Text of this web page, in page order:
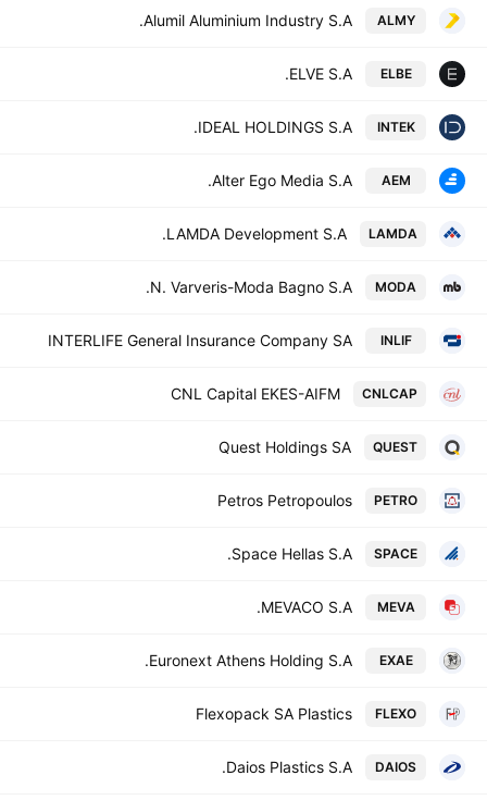
ALMY
Alumil Aluminium Industry S.A.
ELBE
ELVE S.A.
INTEK
IDEAL HOLDINGS S.A.
AEM
Alter Ego Media S.A.
LAMDA
LAMDA Development S.A.
MODA
N. Varveris-Moda Bagno S.A.
INLIF
INTERLIFE General Insurance Company SA
CNLCAP
CNL Capital EKES-AIFM
QUEST
Quest Holdings SA
PETRO
Petros Petropoulos
SPACE
Space Hellas S.A.
MEVA
MEVACO S.A.
EXAE
Euronext Athens Holding S.A.
FLEXO
Flexopack SA Plastics
DAIOS
Daios Plastics S.A.